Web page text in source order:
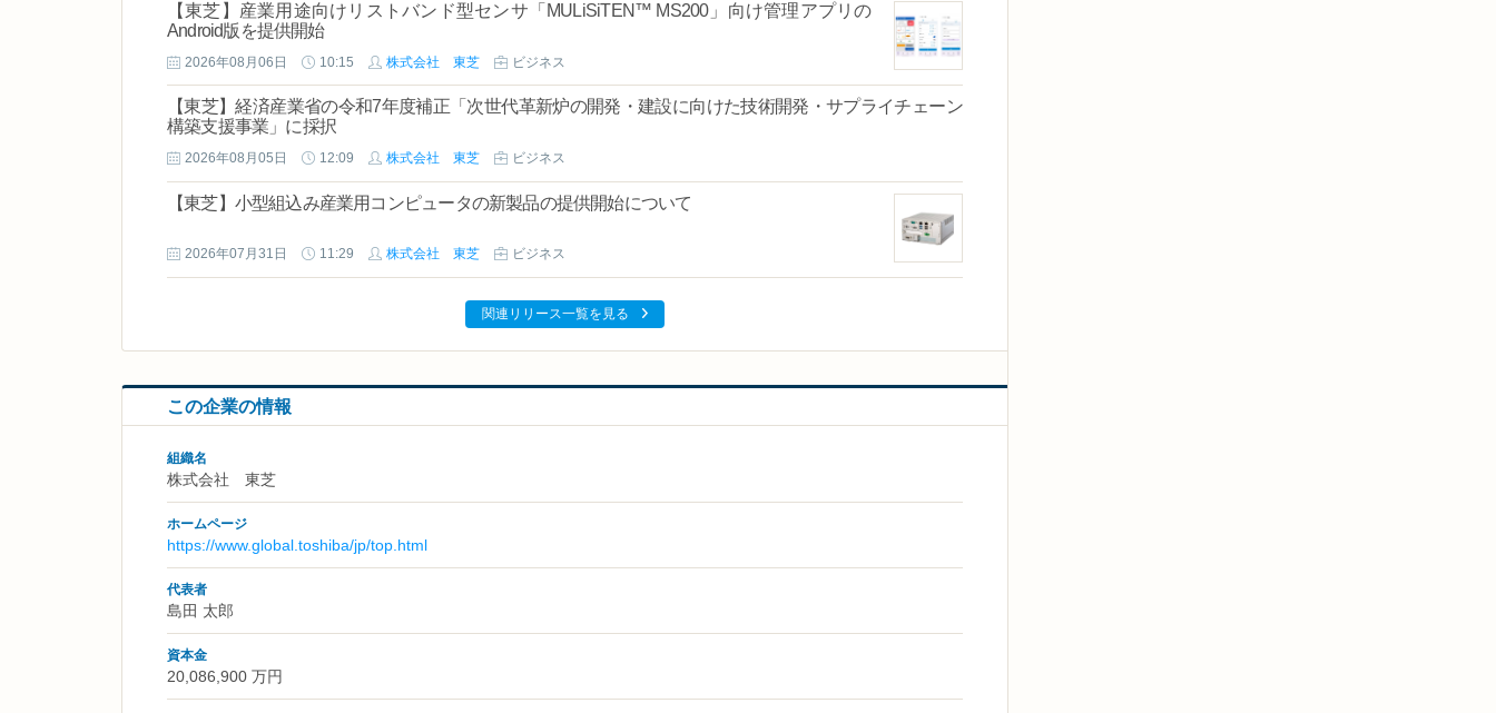
【東芝】産業用途向けリストバンド型センサ「MULiSiTEN™ MS200」向け管理アプリの
Android版を提供開始
2026年08月06日 10:15 株式会社 東芝 ビジネス
【東芝】経済産業省の令和7年度補正「次世代革新炉の開発・建設に向けた技術開発・サプライチェーン
構築支援事業」に採択
2026年08月05日 12:09 株式会社 東芝 ビジネス
【東芝】小型組込み産業用コンピュータの新製品の提供開始について
2026年07月31日 11:29 株式会社 東芝 ビジネス
関連リリース一覧を見る
この企業の情報
組織名
株式会社 東芝
ホームページ
https://www.global.toshiba/jp/top.html
代表者
島田 太郎
資本金
20,086,900 万円